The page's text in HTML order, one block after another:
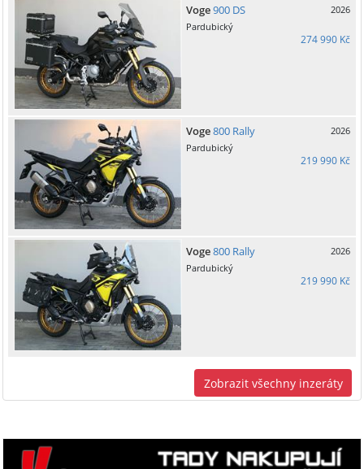
Voge900 DS
2026
Pardubický
274 990 Kč
Voge800 Rally
2026
Pardubický
219 990 Kč
Voge800 Rally
2026
Pardubický
219 990 Kč
Zobrazit všechny inzeráty